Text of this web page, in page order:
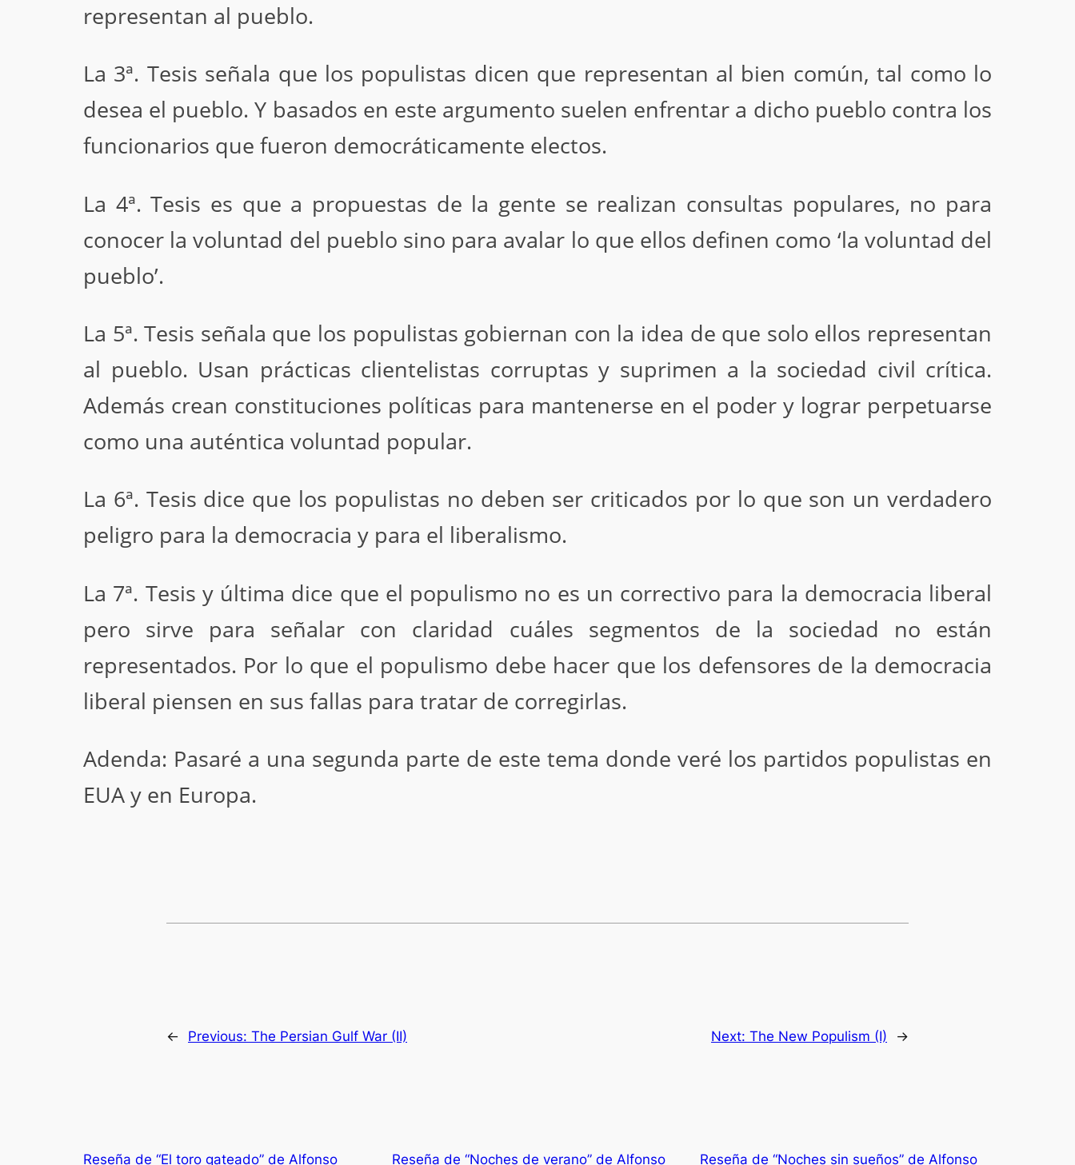
representan al pueblo.
La 3ª. Tesis señala que los populistas dicen que representan al bien común, tal como lo
desea el pueblo. Y basados en este argumento suelen enfrentar a dicho pueblo contra los
funcionarios que fueron democráticamente electos.
La 4ª. Tesis es que a propuestas de la gente se realizan consultas populares, no para
conocer la voluntad del pueblo sino para avalar lo que ellos definen como ‘la voluntad del
pueblo’.
La 5ª. Tesis señala que los populistas gobiernan con la idea de que solo ellos representan
al pueblo. Usan prácticas clientelistas corruptas y suprimen a la sociedad civil crítica.
Además crean constituciones políticas para mantenerse en el poder y lograr perpetuarse
como una auténtica voluntad popular.
La 6ª. Tesis dice que los populistas no deben ser criticados por lo que son un verdadero
peligro para la democracia y para el liberalismo.
La 7ª. Tesis y última dice que el populismo no es un correctivo para la democracia liberal
pero sirve para señalar con claridad cuáles segmentos de la sociedad no están
representados. Por lo que el populismo debe hacer que los defensores de la democracia
liberal piensen en sus fallas para tratar de corregirlas.
Adenda: Pasaré a una segunda parte de este tema donde veré los partidos populistas en
EUA y en Europa.
← Previous: The Persian Gulf War (II) Next: The New Populism (I) →
Reseña de “El toro gateado” de Alfonso Reseña de “Noches de verano” de Alfonso Reseña de “Noches sin sueños” de Alfonso